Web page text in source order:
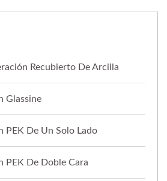
Recubierto De Arcilla
Glassine
PEK De Un Solo Lado
PEK De Doble Cara